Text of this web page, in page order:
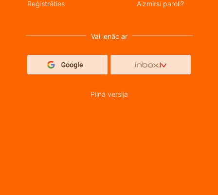
Reģistrēties Aizmirsi paroli?
Vai ienāc ar
Pilnā versija